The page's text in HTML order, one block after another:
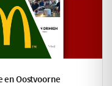
Oostvoorne